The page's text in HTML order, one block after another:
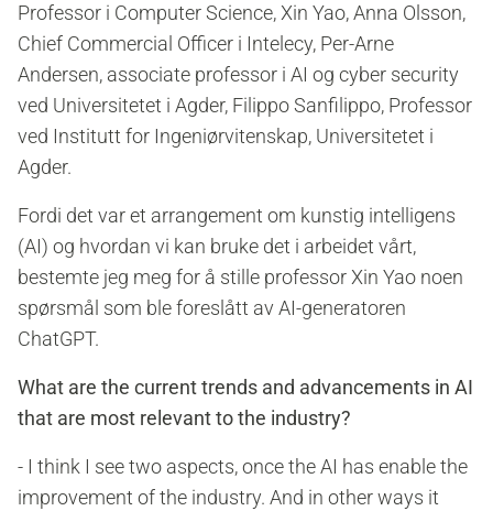
Professor i Computer Science, Xin Yao, Anna Olsson,
Chief Commercial Officer i Intelecy, Per-Arne
Andersen, associate professor i AI og cyber security
ved Universitetet i Agder, Filippo Sanfilippo, Professor
ved Institutt for Ingeniørvitenskap, Universitetet i
Agder.
Fordi det var et arrangement om kunstig intelligens
(AI) og hvordan vi kan bruke det i arbeidet vårt,
bestemte jeg meg for å stille professor Xin Yao noen
spørsmål som ble foreslått av AI-generatoren
ChatGPT.
What are the current trends and advancements in AI
that are most relevant to the industry?
- I think I see two aspects, once the AI has enable the
improvement of the industry. And in other ways it